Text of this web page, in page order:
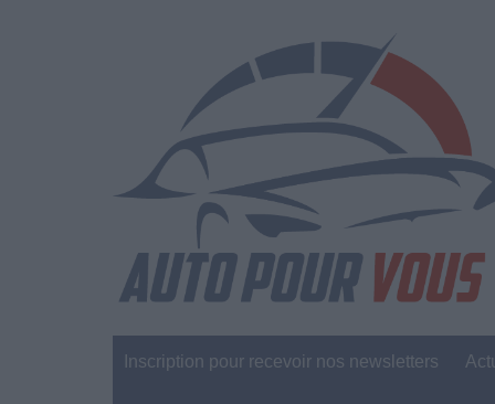
Inscription pour recevoir nos newsletters